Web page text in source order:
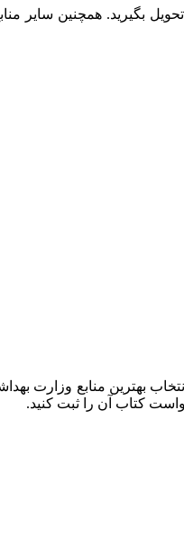
خود تحویل بگیرید. همچنین
بهترین منابع وزارت
کتاب آن را ثبت کنید.